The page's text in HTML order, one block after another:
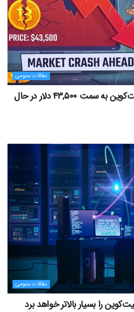
مقالات عمومی
مایکل ترپین: متاسفم، بیت‌کوین به سمت ۴۳,۵۰۰ دلار در حال
مقالات عمومی
را بسیار بالاتر خواهد برد